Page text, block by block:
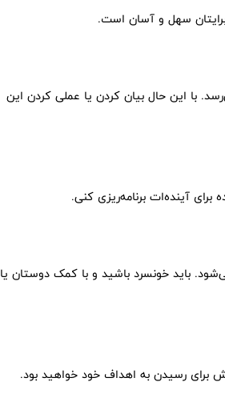
سهل و آسان است.
با این حال بیان کردن یا عملی کردن این
آینده‌ات برنامه‌ریزی کنی.
باید خونسرد باشید و با کمک دوستان یا
برای رسیدن به اهداف خود خواهید بود.